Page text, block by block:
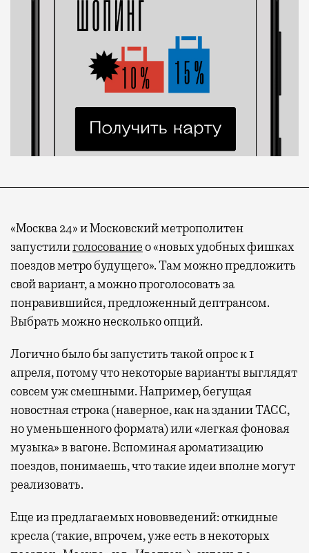
«Москва 24» и Московский метрополитен
запустилиголосованиео «новых удобных фишках
поездов метро будущего». Там можно предложить
свой вариант, а можно проголосовать за
понравившийся, предложенный дептрансом.
Выбрать можно несколько опций.
Логично было бы запустить такой опрос к 1
апреля, потому что некоторые варианты выглядят
совсем уж смешными. Например, бегущая
новостная строка (наверное, как на здании ТАСС,
но уменьшенного формата) или «легкая фоновая
музыка» в вагоне. Вспоминая ароматизацию
поездов, понимаешь, что такие идеи вполне могут
реализовать.
Еще из предлагаемых нововведений: откидные
кресла (такие, впрочем, уже есть в некоторых